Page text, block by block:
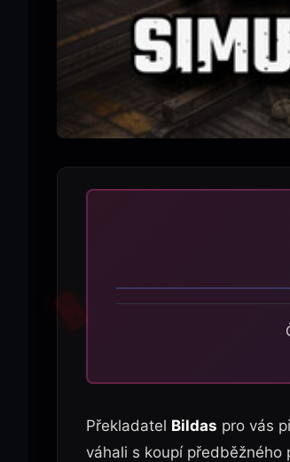
Překladatel Bildas pro vás
váhali s koupí předběžného